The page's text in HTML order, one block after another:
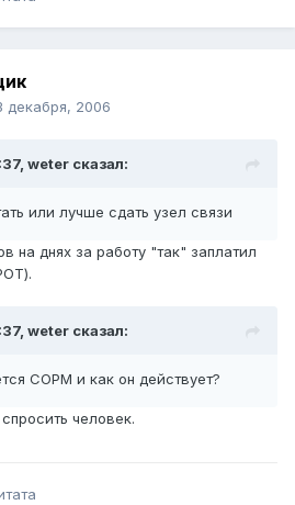
декабря, 2006
weter сказал:
или лучше сдать узел связи
на днях за работу "так" заплатил
weter сказал:
СОРМ и как он действует?
человек.